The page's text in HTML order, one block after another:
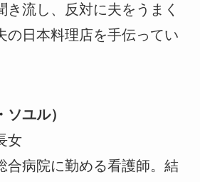
き流し、反対に夫をうまく
の日本料理店を手伝ってい
ユル）
女
合病院に勤める看護師。結